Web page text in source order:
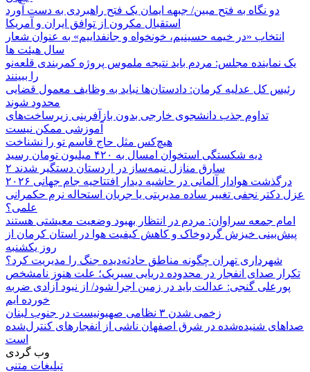
دو نگاه به فتح مبین/ جبهه ایمان یک فتح راهبردی به دست آورد
استقبال مکرون از توافق ایران و آمریکا
انتخاب «در خیمه حسینیم، خونخواه و جانفداییم» به عنوان شعار
سال هیئت ها
یک نماینده مجلس: مردم باید نتیجه ملموس پروژه کمربندی قلعه‌نو
را ببینند
رئیس کل عدلیه کرمان: دادستان‌ها نباید به وظایف معمول قضایی
محدود شوند
تداوم جذب دانشجوی خارجی بدون بازآفرینی زیرساخت‌های
آموزشی ممکن نیست
هیچ‌کس مثل حاج قاسم تو را نشناخت
دیه شکستگی استخوان امسال به ۴۲۰ میلیون تومان رسید
۲ سارق منازل نیمه‌ساز در اردستان دستگیر شدند
درگذشت هوادار آلمانی در حاشیه دیدار افتتاحیه جام جهانی ۲۰۲۶
عزل دکتر نجفی تغییر ساده مدیریتی یا جریان استحاله نرم حکمرانی
علمی؟
امام جمعه سراوان: مردم در انتظار بهبود وضعیت معیشتی هستند
پیش‌بینی خیزش گردوخاک و کاهش کیفیت هوا در استان کرمان از
روز یکشنبه
شهرداری تهران چگونه مناطق حادثه‌دیده جنگ را مدیریت کرد؟
تکرار صدای انفجار در محدوده دریایی سیریک؛ علت هنوز نامشخص
پورعلی گنجی: عدالت باید در زمین اجرا شود/ از نبود آزادی ضربه
خورده ایم
زخمی شدن ۳ نظامی صهیونیست در جنوب لبنان
صداهای شنیده‌شده در شرق اصفهان ناشی از انفجارهای کنترل‌شده
است
وب گردی
تبلیغات متنی